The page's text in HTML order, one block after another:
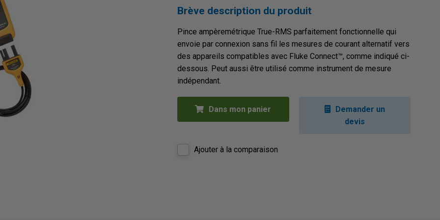
Brève description du produit
Pince ampèremétrique True-RMS parfaitement fonctionnelle qui
envoie par connexion sans fil les mesures de courant alternatif vers
des appareils compatibles avec Fluke Connect™, comme indiqué ci-
dessous. Peut aussi être utilisé comme instrument de mesure
indépendant.
Dans mon panier
Demander un
devis
Ajouter à la comparaison